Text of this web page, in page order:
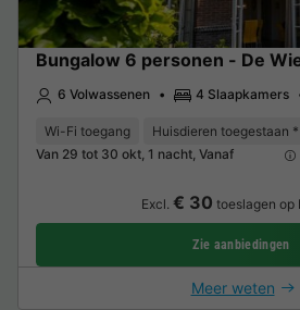
Bungalow 6 personen - De
6 Volwassenen 4 Slaapkamers
Wi-Fi toegang Huisdieren toegestaan *
Van 29 tot 30 okt, 1 nacht, Vanaf
Excl. € 30 toeslagen op
Zie aanbiedingen
Meer weten